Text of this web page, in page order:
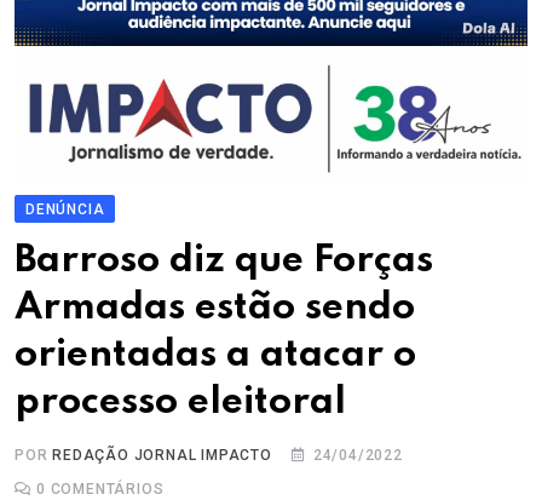
DENÚNCIA
Barroso diz que Forças
Armadas estão sendo
orientadas a atacar o
processo eleitoral
POR REDAÇÃO JORNAL IMPACTO
24/04/2022
0 COMENTÁRIOS